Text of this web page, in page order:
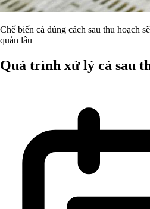
Chế biến cá đúng cách sau thu hoạch
quản lâu
Quá trình xử lý cá sau